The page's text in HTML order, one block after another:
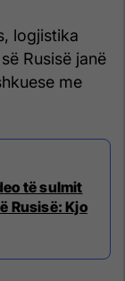
logjistika
Rusisë janë
me
të sulmit
Rusisë: Kjo